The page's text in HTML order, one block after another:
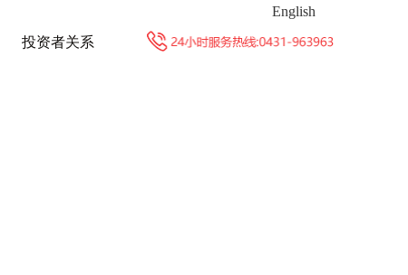
投资者关系
English